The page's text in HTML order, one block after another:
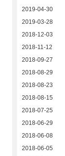
2019-04-30
2019-03-28
2018-12-03
2018-11-12
2018-09-27
2018-08-29
2018-08-23
2018-08-15
2018-07-25
2018-06-29
2018-06-08
2018-06-05